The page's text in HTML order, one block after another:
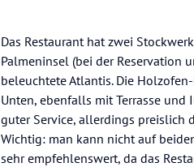
Das Restaurant hat zwei
Palmeninsel (bei der Reservation
beleuchtete Atlantis. Die
Unten, ebenfalls mit Terrasse und
guter Service, allerdings preislich
Wichtig: man kann nicht auf
sehr empfehlenswert, da das